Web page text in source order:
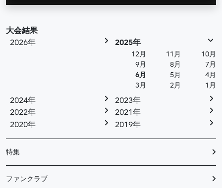
大会結果
2026年
2025年
12月 11月
10月
9月
8月
7月
6月
5月
4月
3月
2月 1月
2024年
2023年
2022年
2021年
2020年
2019年
特集
ファンクラブ